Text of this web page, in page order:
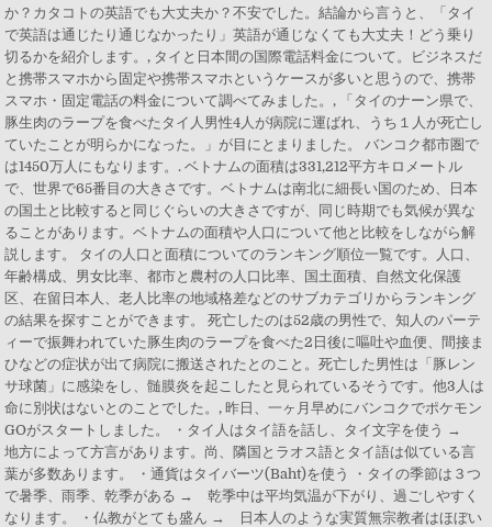
か？カタコトの英語でも大丈夫か？不安でした。結論から言うと、「タイ
で英語は通じたり通じなかったり」英語が通じなくても大丈夫！どう乗り
切るかを紹介します。, タイと日本間の国際電話料金について。ビジネスだ
と携帯スマホから固定や携帯スマホというケースが多いと思うので、携帯
スマホ・固定電話の料金について調べてみました。, 「タイのナーン県で、
豚生肉のラープを食べたタイ人男性4人が病院に運ばれ、うち１人が死亡し
ていたことが明らかになった。」が目にとまりました。 バンコク都市圏で
は1450万人にもなります。. ベトナムの面積は331,212平方キロメートル
で、世界で65番目の大きさです。ベトナムは南北に細長い国のため、日本
の国土と比較すると同じぐらいの大きさですが、同じ時期でも気候が異な
ることがあります。ベトナムの面積や人口について他と比較をしながら解
説します。 タイの人口と面積についてのランキング順位一覧です。人口、
年齢構成、男女比率、都市と農村の人口比率、国土面積、自然文化保護
区、在留日本人、老人比率の地域格差などのサブカテゴリからランキング
の結果を探すことができます。 死亡したのは52歳の男性で、知人のパーテ
ィーで振舞われていた豚生肉のラープを食べた2日後に嘔吐や血便、間接ま
ひなどの症状が出て病院に搬送されたとのこと。死亡した男性は「豚レン
サ球菌」に感染をし、髄膜炎を起こしたと見られているそうです。他3人は
命に別状はないとのことでした。, 昨日、一ヶ月早めにバンコクでポケモン
GOがスタートしました。 ・タイ人はタイ語を話し、タイ文字を使う →
地方によって方言があります。尚、隣国とラオス語とタイ語は似ている言
葉が多数あります。 ・通貨はタイバーツ(Baht)を使う ・タイの季節は３つ
で暑季、雨季、乾季がある → 乾季中は平均気温が下がり、過ごしやすく
なります。 ・仏教がとても盛ん → 日本人のような実質無宗教者はほぼい